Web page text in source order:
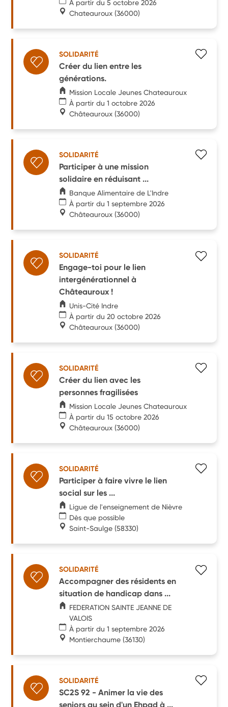
À partir du 5 octobre 2026
Chateauroux (36000)
SOLIDARITÉ
Créer du lien entre les
générations.
Mission Locale Jeunes Chateauroux
À partir du 1 octobre 2026
Châteauroux (36000)
SOLIDARITÉ
Participer à une mission
solidaire en réduisant ...
Banque Alimentaire de L'Indre
À partir du 1 septembre 2026
Châteauroux (36000)
SOLIDARITÉ
Engage-toi pour le lien
intergénérationnel à
Châteauroux !
Unis-Cité Indre
À partir du 20 octobre 2026
Châteauroux (36000)
SOLIDARITÉ
Créer du lien avec les
personnes fragilisées
Mission Locale Jeunes Chateauroux
À partir du 15 octobre 2026
Châteauroux (36000)
SOLIDARITÉ
Participer à faire vivre le lien
social sur les ...
Ligue de l'enseignement de Nièvre
Dès que possible
Saint-Saulge (58330)
SOLIDARITÉ
Accompagner des résidents en
situation de handicap dans ...
FEDERATION SAINTE JEANNE DE
VALOIS
À partir du 1 septembre 2026
Montierchaume (36130)
SOLIDARITÉ
SC2S 92 - Animer la vie des
seniors au sein d'un Ehpad à ...